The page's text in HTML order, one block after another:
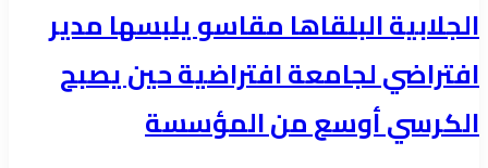
الجلابية البلقاها مقاسو يلبسها ​مدير
افتراضي لجامعة افتراضية حين يصبح
الكرسي أوسع من المؤسسة